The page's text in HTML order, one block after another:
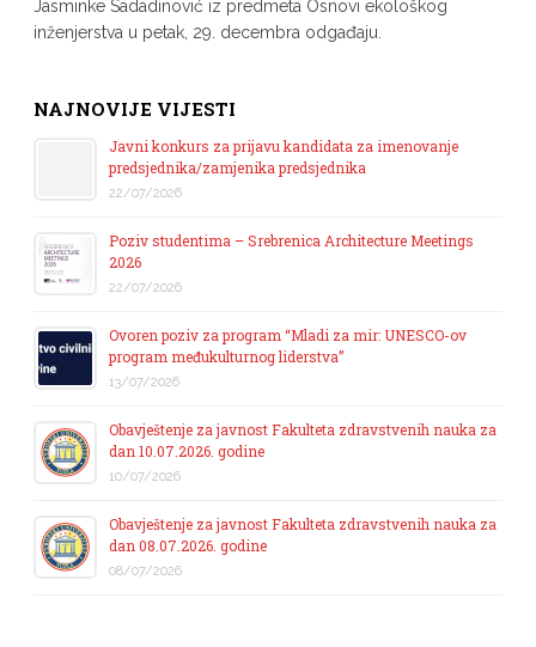
Jasminke Sadadinović iz predmeta Osnovi ekološkog
inženjerstva u petak, 29. decembra odgađaju.
NAJNOVIJE VIJESTI
Javni konkurs za prijavu kandidata za imenovanje
predsjednika/zamjenika predsjednika
22/07/2026
Poziv studentima – Srebrenica Architecture Meetings
2026
22/07/2026
Ovoren poziv za program “Mladi za mir: UNESCO-ov
program međukulturnog liderstva”
13/07/2026
Obavještenje za javnost Fakulteta zdravstvenih nauka za
dan 10.07.2026. godine
10/07/2026
Obavještenje za javnost Fakulteta zdravstvenih nauka za
dan 08.07.2026. godine
08/07/2026